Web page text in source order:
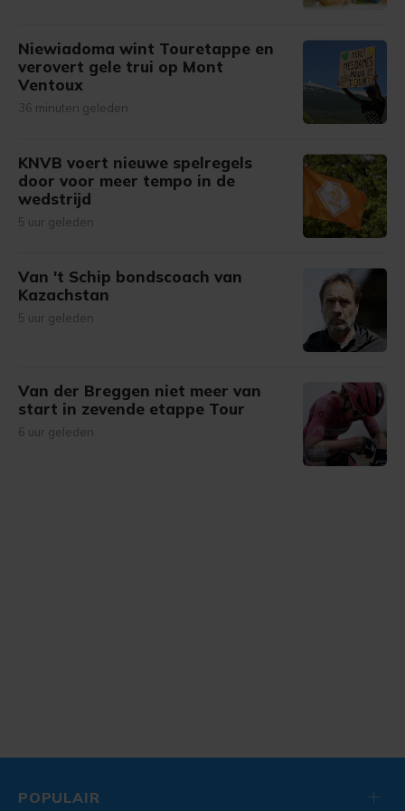
Niewiadoma wint Touretappe en
verovert gele trui op Mont
Ventoux
36 minuten geleden
KNVB voert nieuwe spelregels
door voor meer tempo in de
wedstrijd
5 uur geleden
Van 't Schip bondscoach van
Kazachstan
5 uur geleden
Van der Breggen niet meer van
start in zevende etappe Tour
6 uur geleden
POPULAIR